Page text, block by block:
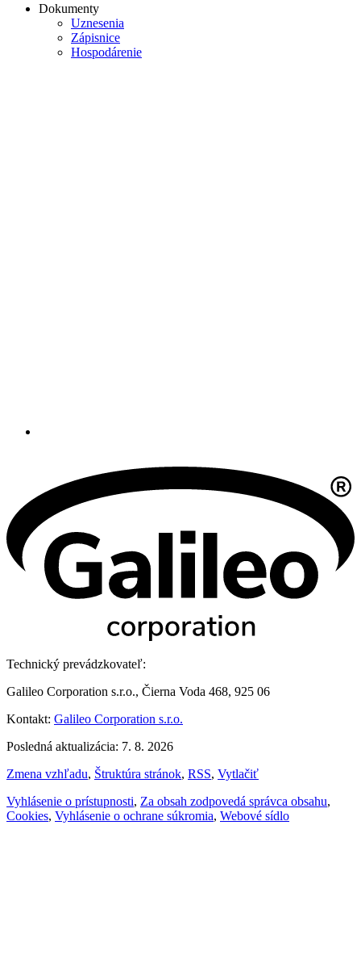
Dokumenty
Uznesenia
Zápisnice
Hospodárenie
Technický prevádzkovateľ:
Galileo Corporation s.r.o., Čierna Voda 468, 925 06
Kontakt: Galileo Corporation s.r.o.
Posledná aktualizácia: 7. 8. 2026
Zmena vzhľadu, Štruktúra stránok, RSS, Vytlačiť
Vyhlásenie o prístupnosti, Za obsah zodpovedá správca obsahu,
Cookies, Vyhlásenie o ochrane súkromia, Webové sídlo